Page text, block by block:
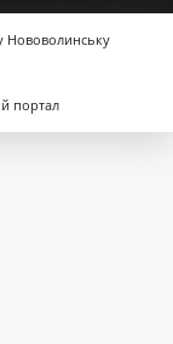
Нововолинську
портал